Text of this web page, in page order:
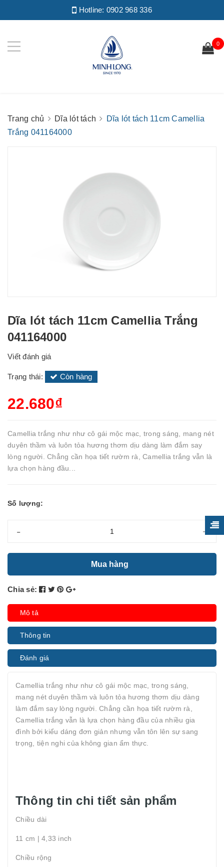
Hotline: 0902 968 336
0
Trang chủ Dĩa lót tách
Dĩa lót tách 11cm Camellia
Trắng 041164000
Dĩa lót tách 11cm Camellia Trắng
041164000
Viết đánh giá
Trạng thái: Còn hàng
22.680₫
Camellia trắng như như cô gái mộc mạc, trong sáng, mang nét
duyên thầm và luôn tỏa hương thơm dịu dàng làm đắm say
lòng người. Chẳng cần họa tiết rườm rà, Camellia trắng vẫn là
lựa chọn hàng đầu...
Số lượng:
- +
Mua hàng
Chia sẻ:
Mô tả
Thông tin
Đánh giá
Camellia trắng như như cô gái mộc mạc, trong sáng,
mang nét duyên thầm và luôn tỏa hương thơm dịu dàng
làm đắm say lòng người. Chẳng cần họa tiết rườm rà,
Camellia trắng vẫn là lựa chọn hàng đầu của nhiều gia
đình bởi kiểu dáng đơn giản nhưng vẫn tôn lên sự sang
trọng, tiện nghi của không gian ẩm thực.
Thông tin chi tiết sản phẩm
Chiều dài
11 cm | 4,33 inch
Chiều rộng